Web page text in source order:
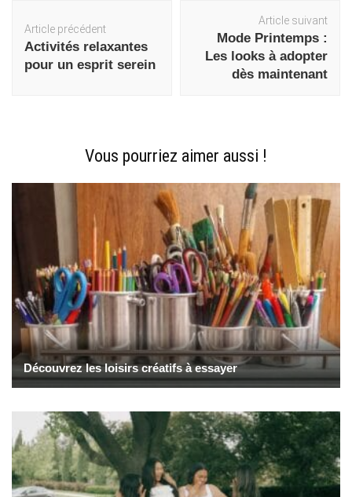
d'article
Article précédent
Activités relaxantes
pour un esprit serein
Article suivant
Mode Printemps :
Les looks à adopter
dès maintenant
Vous pourriez aimer aussi !
Découvrez les loisirs créatifs à essayer